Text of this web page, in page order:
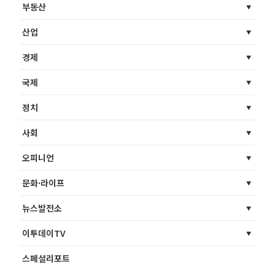
부동산
산업
경제
국제
정치
사회
오피니언
문화·라이프
뉴스발전소
이투데이TV
스페셜리포트